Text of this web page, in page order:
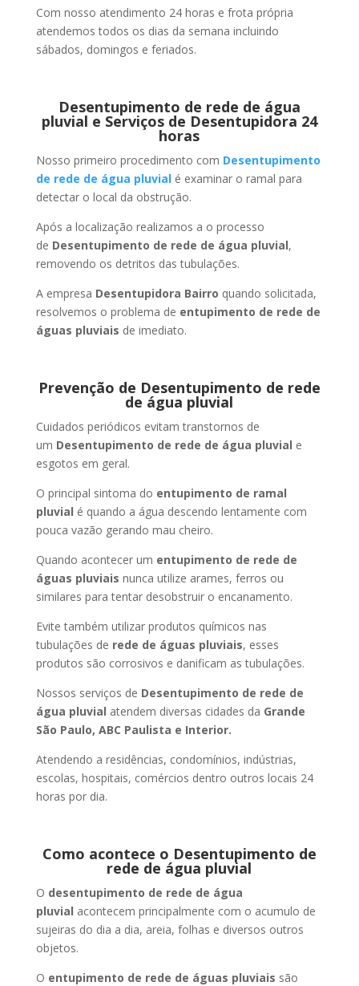
Com nosso atendimento 24 horas e frota própria
atendemos todos os dias da semana incluindo
sábados, domingos e feriados.
Desentupimento de rede de água
pluvial e Serviços de Desentupidora 24
horas
Nosso primeiro procedimento com Desentupimento
de rede de água pluvialé examinar o ramal para
detectar o local da obstrução.
Após a localização realizamos a o processo
de Desentupimento de rede de água pluvial,
removendo os detritos das tubulações.
A empresa Desentupidora Bairro quando solicitada,
resolvemos o problema de entupimento de rede de
águas pluviais de imediato.
Prevenção de Desentupimento de rede
de água pluvial
Cuidados periódicos evitam transtornos de
um Desentupimento de rede de água pluvial e
esgotos em geral.
O principal sintoma do entupimento de ramal
pluvial é quando a água descendo lentamente com
pouca vazão gerando mau cheiro.
Quando acontecer um entupimento de rede de
águas pluviais nunca utilize arames, ferros ou
similares para tentar desobstruir o encanamento.
Evite também utilizar produtos químicos nas
tubulações de rede de águas pluviais, esses
produtos são corrosivos e danificam as tubulações.
Nossos serviços de Desentupimento de rede de
água pluvial atendem diversas cidades da Grande
São Paulo, ABC Paulista e Interior.
Atendendo a residências, condomínios, indústrias,
escolas, hospitais, comércios dentro outros locais 24
horas por dia.
Como acontece o Desentupimento de
rede de água pluvial
O desentupimento de rede de água
pluvial acontecem principalmente com o acumulo de
sujeiras do dia a dia, areia, folhas e diversos outros
objetos.
O entupimento de rede de águas pluviais são